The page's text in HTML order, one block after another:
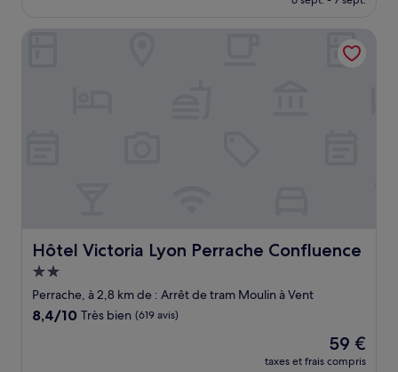
de
89 €
Hôtel Victoria Lyon Perrache Confluence
Hôtel Victoria Lyon Perrache Confluence
Hébergement
2.0 étoiles
Perrache, à 2,8 km de : Arrêt de tram Moulin à Vent
8.4
8,4/10 Très bien (619 avis)
Le
nouveau
59 €
taxes et frais compris